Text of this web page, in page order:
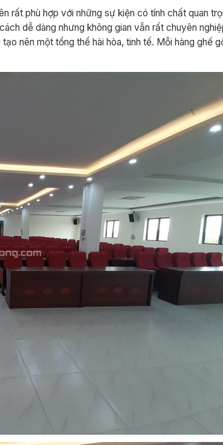
rất phù hợp với những sự kiện có tính chất quan
dễ dàng nhưng không gian vẫn rất chuyên
nên một tổng thể hài hòa, tinh tế. Mỗi hàng ghế